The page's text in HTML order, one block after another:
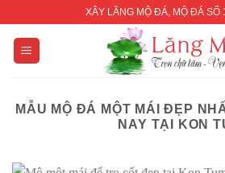
content
XÂY LĂNG MỘ ĐÁ, MỘ ĐÁ SỐ
MẪU MỘ ĐÁ MỘT MÁI ĐẸP
NAY TẠI KON